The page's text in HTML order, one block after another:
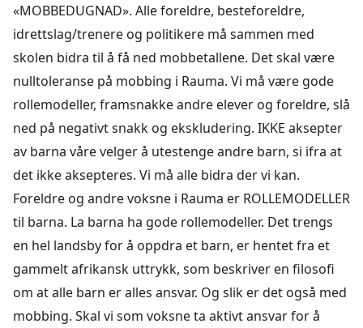
«MOBBEDUGNAD». Alle foreldre, besteforeldre,
idrettslag/trenere og politikere må sammen med
skolen bidra til å få ned mobbetallene. Det skal være
nulltoleranse på mobbing i Rauma. Vi må være gode
rollemodeller, framsnakke andre elever og foreldre, slå
ned på negativt snakk og ekskludering. IKKE aksepter
av barna våre velger å utestenge andre barn, si ifra at
det ikke aksepteres. Vi må alle bidra der vi kan.
Foreldre og andre voksne i Rauma er ROLLEMODELLER
til barna. La barna ha gode rollemodeller. Det trengs
en hel landsby for å oppdra et barn, er hentet fra et
gammelt afrikansk uttrykk, som beskriver en filosofi
om at alle barn er alles ansvar. Og slik er det også med
mobbing. Skal vi som voksne ta aktivt ansvar for å